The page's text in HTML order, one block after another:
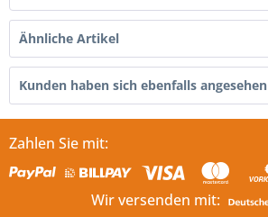
Ähnliche Artikel
Kunden haben sich ebenfalls angesehen
Zahlen Sie mit:
Wir versenden mit: